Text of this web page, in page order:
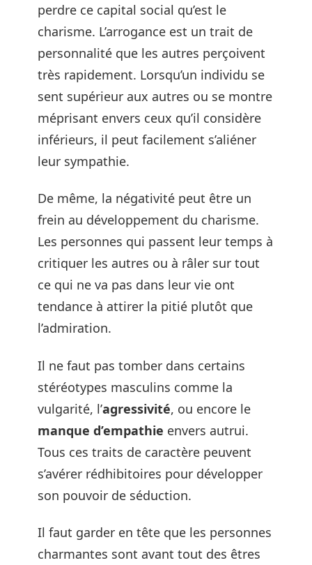
perdre ce capital social qu’est le
charisme. L’arrogance est un trait de
personnalité que les autres perçoivent
très rapidement. Lorsqu’un individu se
sent supérieur aux autres ou se montre
méprisant envers ceux qu’il considère
inférieurs, il peut facilement s’aliéner
leur sympathie.
De même, la négativité peut être un
frein au développement du charisme.
Les personnes qui passent leur temps à
critiquer les autres ou à râler sur tout
ce qui ne va pas dans leur vie ont
tendance à attirer la pitié plutôt que
l’admiration.
Il ne faut pas tomber dans certains
stéréotypes masculins comme la
vulgarité, l’agressivité, ou encore le
manque d’empathie envers autrui.
Tous ces traits de caractère peuvent
s’avérer rédhibitoires pour développer
son pouvoir de séduction.
Il faut garder en tête que les personnes
charmantes sont avant tout des êtres